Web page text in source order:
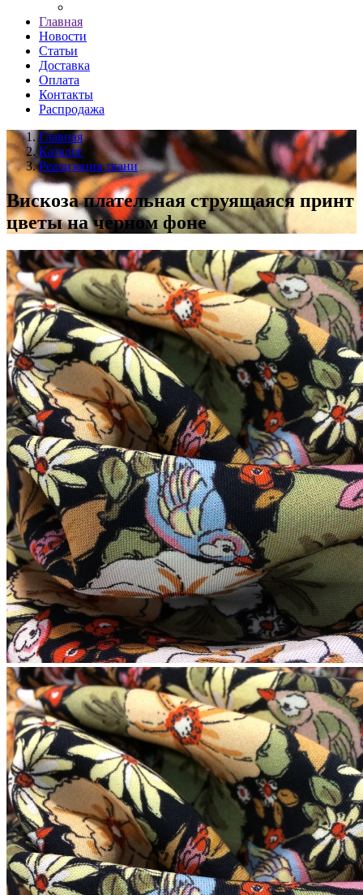
Главная
Новости
Статьи
Доставка
Оплата
Контакты
Распродажа
Главная
Каталог
Реализация ткани
Вискоза плательная струящаяся принт
цветы на черном фоне